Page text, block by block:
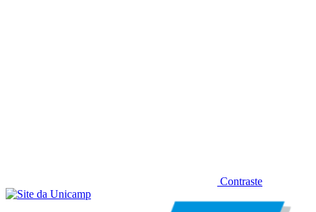
Contraste